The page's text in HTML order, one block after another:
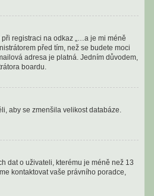
registraci na odkaz „…a je mi méně
před tím, než se budete moci
adresa je platná. Jedním důvodem,
boardu.
aby se zmenšila velikost databáze.
dat o uživateli, kterému je méně než 13
kontaktovat vaše právního poradce,